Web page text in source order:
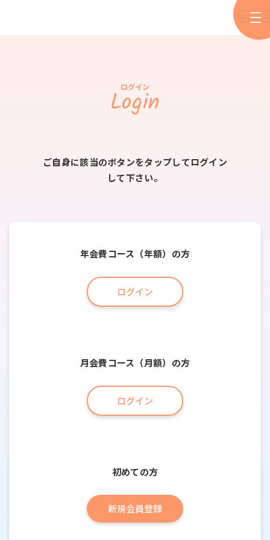
ログイン
Login
ご自身に該当のボタンをタップしてログイン
して下さい。
年会費コース（年額）の方
ログイン
月会費コース（月額）の方
ログイン
初めての方
新規会員登録